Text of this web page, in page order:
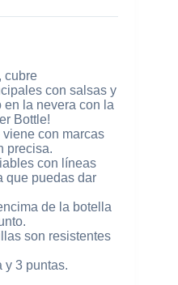
cubre
con salsas y
la nevera con la
Bottle!
con marcas
precisa.
con líneas
que puedas dar
de la botella
son resistentes
y 3 puntas.